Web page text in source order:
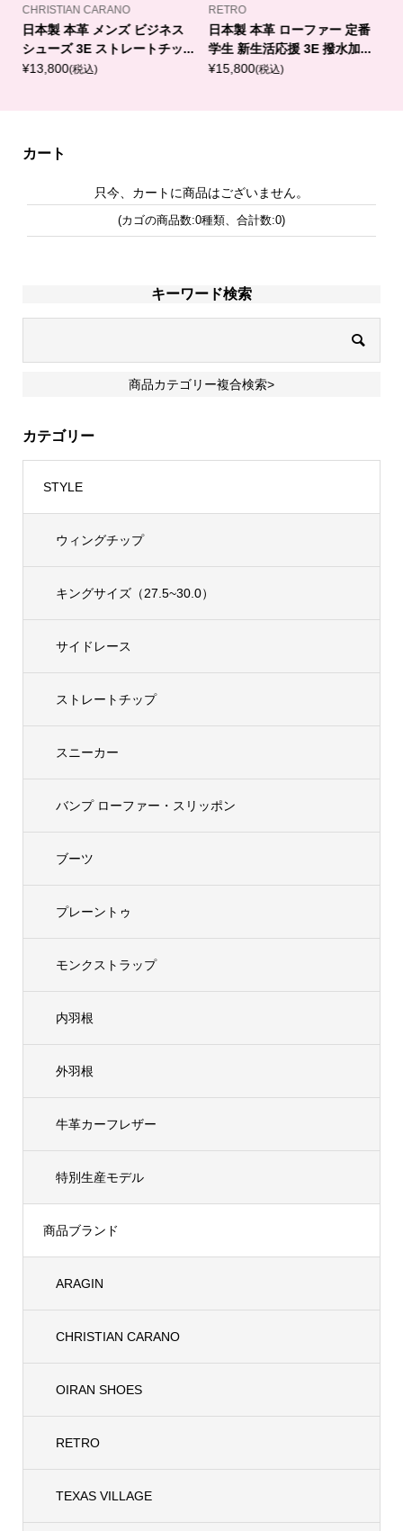
CHRISTIAN CARANO
日本製 本革 メンズ ビジネス
シューズ 3E ストレートチッ...
¥13,800(税込)
RETRO
日本製 本革 ローファー 定番
学生 新生活応援 3E 撥水加...
¥15,800(税込)
カート
只今、カートに商品はございません。
(カゴの商品数:0種類、合計数:0)
キーワード検索
商品カテゴリー複合検索>
カテゴリー
STYLE
ウィングチップ
キングサイズ（27.5~30.0）
サイドレース
ストレートチップ
スニーカー
バンプ ローファー・スリッポン
ブーツ
プレーントゥ
モンクストラップ
内羽根
外羽根
牛革カーフレザー
特別生産モデル
商品ブランド
ARAGIN
CHRISTIAN CARANO
OIRAN SHOES
RETRO
TEXAS VILLAGE